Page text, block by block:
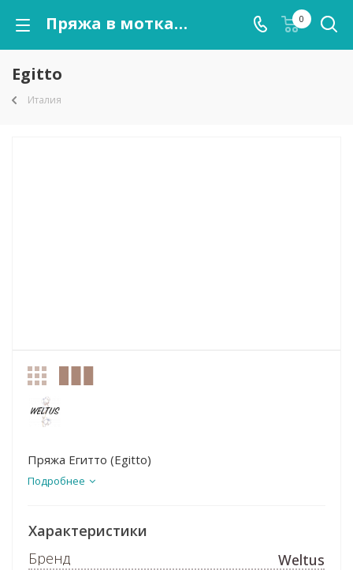
Пряжа в мотках Egitto оптом от kutnor.ru 0
Egitto
Италия
Пряжа Егитто (Egitto)
Подробнее
Характеристики
Бренд
Weltus